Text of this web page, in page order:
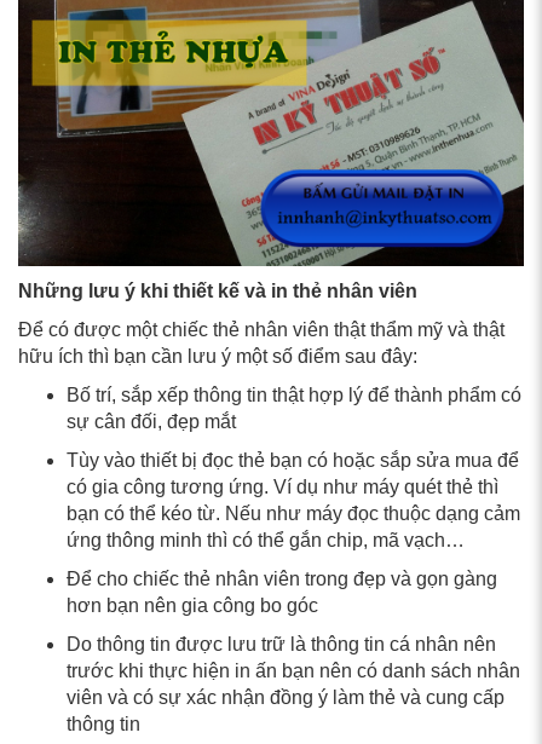
Những lưu ý khi thiết kế và in thẻ nhân viên
Để có được một chiếc thẻ nhân viên thật thẩm mỹ và thật
hữu ích thì bạn cần lưu ý một số điểm sau đây:
Bố trí, sắp xếp thông tin thật hợp lý để thành phẩm có
sự cân đối, đẹp mắt
Tùy vào thiết bị đọc thẻ bạn có hoặc sắp sửa mua để
có gia công tương ứng. Ví dụ như máy quét thẻ thì
bạn có thể kéo từ. Nếu như máy đọc thuộc dạng cảm
ứng thông minh thì có thể gắn chip, mã vạch…
Để cho chiếc thẻ nhân viên trong đẹp và gọn gàng
hơn bạn nên gia công bo góc
Do thông tin được lưu trữ là thông tin cá nhân nên
trước khi thực hiện in ấn bạn nên có danh sách nhân
viên và có sự xác nhận đồng ý làm thẻ và cung cấp
thông tin